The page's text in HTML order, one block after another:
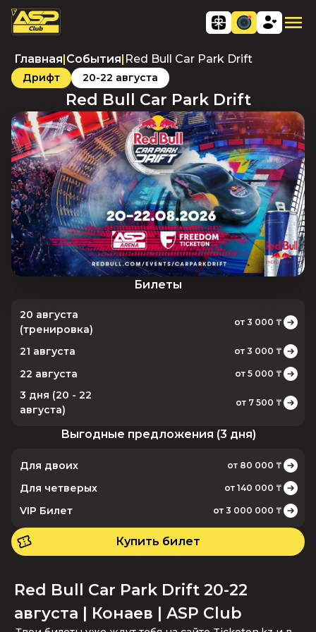
Главная|События| Red Bull Car Park Drift
Дрифт 20-22 августа
Red Bull Car Park Drift
Билеты
20 августа
(тренировка)
от 3 000 ₸
21 августа от 3 000 ₸
22 августа от 5 000 ₸
3 дня (20 - 22
августа)
от 7 500 ₸
Выгодные предложения (3 дня)
Для двоих от 80 000 ₸
Для четверых от 140 000 ₸
VIP Билет от 3 000 000 ₸
Купить билет
Red Bull Car Park Drift 20-22
августа | Конаев | ASP Club